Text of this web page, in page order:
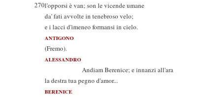
270l'opporsi è van; son le vicende umane
da' fati avvolte in tenebroso velo;
e i lacci d'imeneo formansi in cielo.
ANTIGONO
(Fremo).
ALESSANDRO
Andiam Berenice; e innanzi all'ara
la destra tua pegno d'amor...
BERENICE